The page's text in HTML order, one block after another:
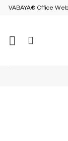
SkipVABAYA® Office